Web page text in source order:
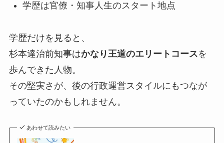
学歴は官僚・知事人生のスタート地点
学歴だけを見ると、
杉本達治前知事はかなり王道のエリートコースを
歩んできた人物。
その堅実さが、後の行政運営スタイルにもつなが
っていたのかもしれません。
あわせて読みたい